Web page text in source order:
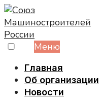
Skip
to
content
Меню
Главная
Об организации
Новости